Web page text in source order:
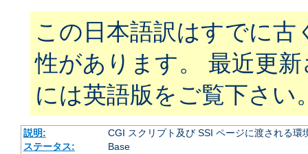
この日本語訳はすでに古
性があります。 最近更
には英語版をご覧下さい
説明:
CGI スクリプト及び SSI ページに渡される環
ステータス:
Base